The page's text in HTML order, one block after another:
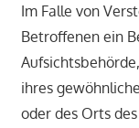
Im Falle von
Betroffenen ein
ihres
oder des Orts